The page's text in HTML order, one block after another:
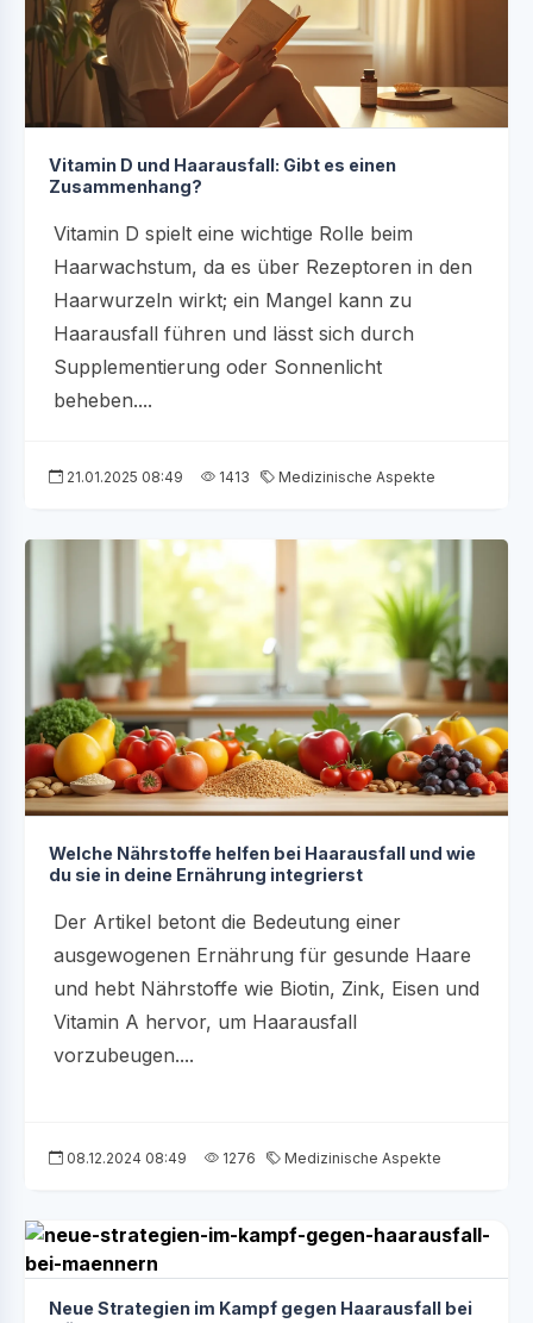
Vitamin D und Haarausfall: Gibt es einen
Zusammenhang?
Vitamin D spielt eine wichtige Rolle beim
Haarwachstum, da es über Rezeptoren in den
Haarwurzeln wirkt; ein Mangel kann zu
Haarausfall führen und lässt sich durch
Supplementierung oder Sonnenlicht
beheben....
21.01.2025 08:49 1413 Medizinische Aspekte
Welche Nährstoffe helfen bei Haarausfall und wie
du sie in deine Ernährung integrierst
Der Artikel betont die Bedeutung einer
ausgewogenen Ernährung für gesunde Haare
und hebt Nährstoffe wie Biotin, Zink, Eisen und
Vitamin A hervor, um Haarausfall
vorzubeugen....
08.12.2024 08:49 1276 Medizinische Aspekte
Neue Strategien im Kampf gegen Haarausfall bei